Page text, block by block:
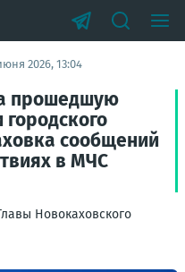
2026, 13:04
прошедшую
сообщений
в МЧС
Новокаховского